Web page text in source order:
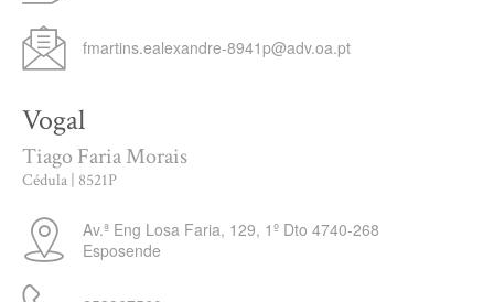
fmartins.ealexandre-8941p@adv.oa.pt
Vogal
Tiago Faria Morais
Cédula | 8521P
Av.ª Eng Losa Faria, 129, 1º Dto 4740-268
Esposende